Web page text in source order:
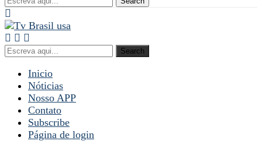
Search
Inicio
Nóticias
Nosso APP
Contato
Subscribe
Página de login